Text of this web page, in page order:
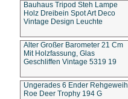
Bauhaus Tripod Steh Lampe
Holz Dreibein Spot Art Deco
Vintage Design Leuchte
Alter Großer Barometer 21 Cm
Mit Holzfassung, Glas
Geschliffen Vintage 5319 19
Ungerades 6 Ender Rehgeweih
Roe Deer Trophy 194 G